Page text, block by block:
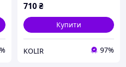
710₴
Купити
KOLIR 97%